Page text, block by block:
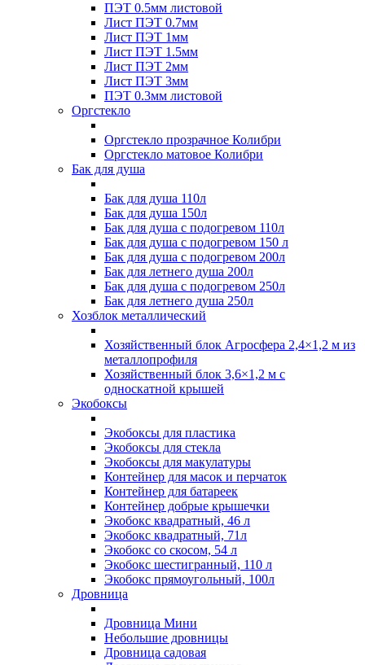
ПЭТ 0.5мм листовой
Лист ПЭТ 0.7мм
Лист ПЭТ 1мм
Лист ПЭТ 1.5мм
Лист ПЭТ 2мм
Лист ПЭТ 3мм
ПЭТ 0.3мм листовой
Оргстекло
Оргстекло прозрачное Колибри
Оргстекло матовое Колибри
Бак для душа
Бак для душа 110л
Бак для душа 150л
Бак для душа с подогревом 110л
Бак для душа с подогревом 150 л
Бак для душа с подогревом 200л
Бак для летнего душа 200л
Бак для душа с подогревом 250л
Бак для летнего душа 250л
Хозблок металлический
Хозяйственный блок Агросфера 2,4×1,2 м из
металлопрофиля
Хозяйственный блок 3,6×1,2 м с
односкатной крышей
Экобоксы
Экобоксы для пластика
Экобоксы для стекла
Экобоксы для макулатуры
Контейнер для масок и перчаток
Контейнер для батареек
Контейнер добрые крышечки
Экобокс квадратный, 46 л
Экобокс квадратный, 71л
Экобокс со скосом, 54 л
Экобокс шестигранный, 110 л
Экобокс прямоугольный, 100л
Дровница
Дровница Мини
Небольшие дровницы
Дровница садовая